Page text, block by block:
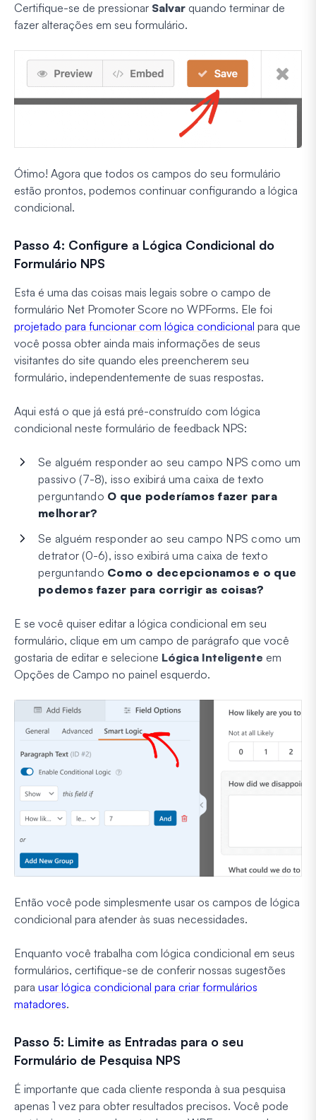
Certifique-se de pressionar Salvar quando terminar de
fazer alterações em seu formulário.
Ótimo! Agora que todos os campos do seu formulário
estão prontos, podemos continuar configurando a lógica
condicional.
Passo 4: Configure a Lógica Condicional do
Formulário NPS
Esta é uma das coisas mais legais sobre o campo de
formulário Net Promoter Score no WPForms. Ele foi
projetado para funcionar com lógica condicional para que
você possa obter ainda mais informações de seus
visitantes do site quando eles preencherem seu
formulário, independentemente de suas respostas.
Aqui está o que já está pré-construído com lógica
condicional neste formulário de feedback NPS:
Se alguém responder ao seu campo NPS como um
passivo (7-8), isso exibirá uma caixa de texto
perguntando O que poderíamos fazer para
melhorar?
Se alguém responder ao seu campo NPS como um
detrator (0-6), isso exibirá uma caixa de texto
perguntando Como o decepcionamos e o que
podemos fazer para corrigir as coisas?
E se você quiser editar a lógica condicional em seu
formulário, clique em um campo de parágrafo que você
gostaria de editar e selecione Lógica Inteligente em
Opções de Campo no painel esquerdo.
Então você pode simplesmente usar os campos de lógica
condicional para atender às suas necessidades.
Enquanto você trabalha com lógica condicional em seus
formulários, certifique-se de conferir nossas sugestões
para usar lógica condicional para criar formulários
matadores.
Passo 5: Limite as Entradas para o seu
Formulário de Pesquisa NPS
É importante que cada cliente responda à sua pesquisa
apenas 1 vez para obter resultados precisos. Você pode